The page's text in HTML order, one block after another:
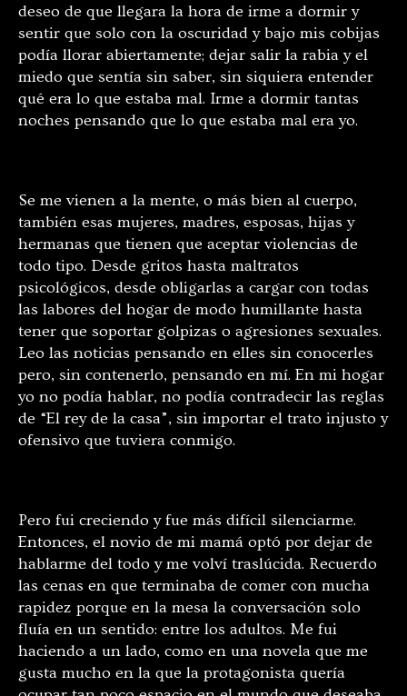
deseo de que llegara la hora de irme a dormir y
sentir que solo con la oscuridad y bajo mis cobijas
podía llorar abiertamente; dejar salir la rabia y el
miedo que sentía sin saber, sin siquiera entender
qué era lo que estaba mal. Irme a dormir tantas
noches pensando que lo que estaba mal era yo.
Se me vienen a la mente, o más bien al cuerpo,
también esas mujeres, madres, esposas, hijas y
hermanas que tienen que aceptar violencias de
todo tipo. Desde gritos hasta maltratos
psicológicos, desde obligarlas a cargar con todas
las labores del hogar de modo humillante hasta
tener que soportar golpizas o agresiones sexuales.
Leo las noticias pensando en elles sin conocerles
pero, sin contenerlo, pensando en mí. En mi hogar
yo no podía hablar, no podía contradecir las reglas
de “El rey de la casa”, sin importar el trato injusto y
ofensivo que tuviera conmigo.
Pero fui creciendo y fue más difícil silenciarme.
Entonces, el novio de mi mamá optó por dejar de
hablarme del todo y me volví traslúcida. Recuerdo
las cenas en que terminaba de comer con mucha
rapidez porque en la mesa la conversación solo
fluía en un sentido: entre los adultos. Me fui
haciendo a un lado, como en una novela que me
gusta mucho en la que la protagonista quería